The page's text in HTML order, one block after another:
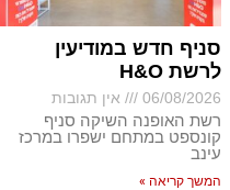
סניף חדש במודיעין
לרשת H&O
06/08/2026 אין תגובות
רשת האופנה השיקה סניף
קונספט במתחם ישפרו במרכז
עינב
המשך קריאה »